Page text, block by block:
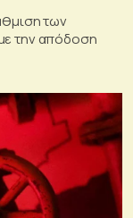
των
την απόδοση